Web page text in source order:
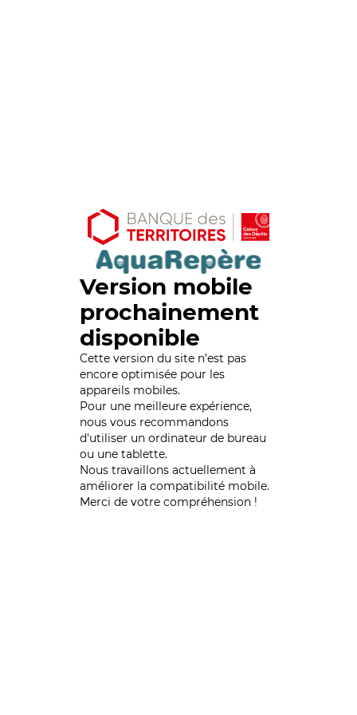
Version mobile
prochainement
disponible
Cette version du site n’est pas
encore optimisée pour les
appareils mobiles.
Pour une meilleure expérience,
nous vous recommandons
d'utiliser un ordinateur de bureau
ou une tablette.
Nous travaillons actuellement à
améliorer la compatibilité mobile.
Merci de votre compréhension !